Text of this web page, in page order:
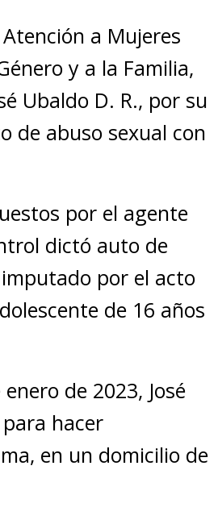
a Mujeres
y a la Familia,
Ubaldo D. R., por su
de abuso sexual con
por el agente
dictó auto de
por el acto
de 16 años
de 2023, José
hacer
en un domicilio de